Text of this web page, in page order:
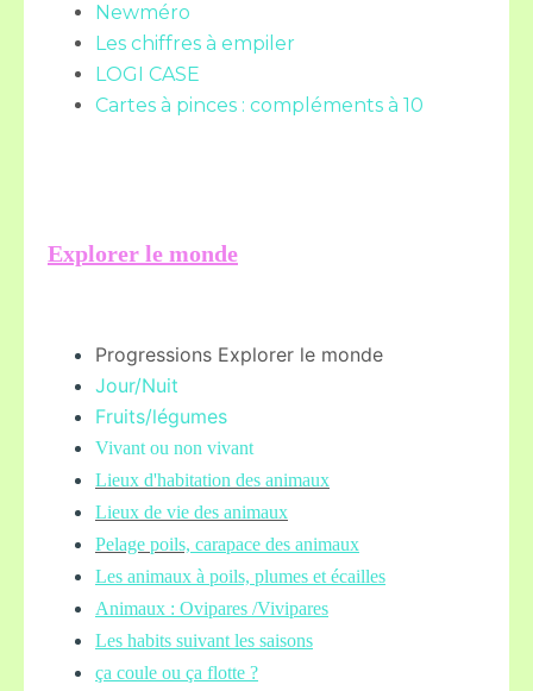
Newméro
Les chiffres à empiler
LOGI CASE
Cartes à pinces : compléments à 10
Explorer le monde
Progressions Explorer le monde
Jour/Nuit
Fruits/légumes
Vivant ou non vivant
Lieux d'habitation des animaux
Lieux de vie des animaux
Pelage poils, carapace des animaux
Les animaux à poils, plumes et écailles
Animaux : Ovipares /Vivipares
Les habits suivant les saisons
ça coule ou ça flotte ?